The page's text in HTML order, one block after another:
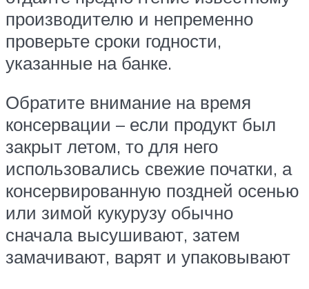
производителю и непременно
проверьте сроки годности,
указанные на банке.
Обратите внимание на время
консервации – если продукт был
закрыт летом, то для него
использовались свежие початки, а
консервированную поздней осенью
или зимой кукурузу обычно
сначала высушивают, затем
замачивают, варят и упаковывают